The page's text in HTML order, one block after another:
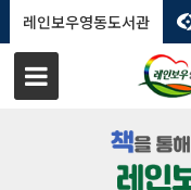
레인보우영동도서관